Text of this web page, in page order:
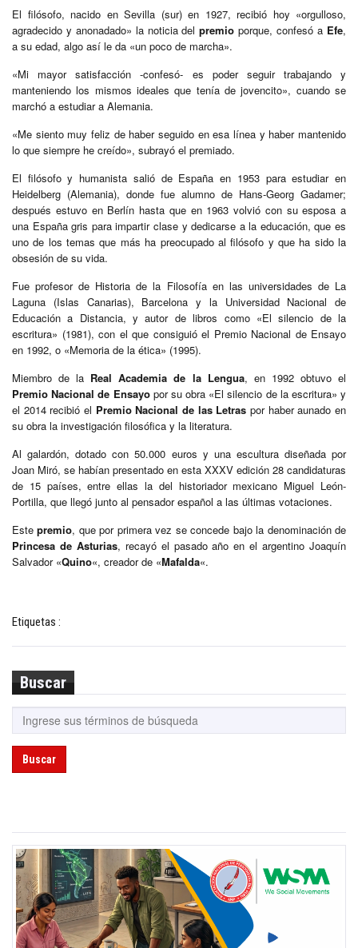
El filósofo, nacido en Sevilla (sur) en 1927, recibió hoy «orgulloso,
agradecido y anonadado» la noticia delpremio porque, confesó a Efe,
a su edad, algo así le da «un poco de marcha».
«Mi mayor satisfacción -confesó- es poder seguir trabajando y
manteniendo los mismos ideales que tenía de jovencito», cuando se
marchó a estudiar a Alemania.
«Me siento muy feliz de haber seguido en esa línea y haber mantenido
lo que siempre he creído», subrayó el premiado.
El filósofo y humanista salió de España en 1953 para estudiar en
Heidelberg (Alemania), donde fue alumno de Hans-Georg Gadamer;
después estuvo en Berlín hasta que en 1963 volvió con su esposa a
una España gris para impartir clase y dedicarse a la educación, que es
uno de los temas que más ha preocupado al filósofo y que ha sido la
obsesión de su vida.
Fue profesor de Historia de la Filosofía en las universidades de La
Laguna (Islas Canarias), Barcelona y la Universidad Nacional de
Educación a Distancia, y autor de libros como «El silencio de la
escritura» (1981), con el que consiguió el Premio Nacional de Ensayo
en 1992, o «Memoria de la ética» (1995).
Miembro de la Real Academia de la Lengua, en 1992 obtuvo el
Premio Nacional de Ensayopor su obra «El silencio de la escritura» y
el 2014 recibió el Premio Nacional de las Letras por haber aunado en
su obra la investigación filosófica y la literatura.
Al galardón, dotado con 50.000 euros y una escultura diseñada por
Joan Miró, se habían presentado en esta XXXV edición 28 candidaturas
de 15 países, entre ellas la del historiador mexicano Miguel León-
Portilla, que llegó junto al pensador español a las últimas votaciones.
Estepremio, que por primera vez se concede bajo la denominación de
Princesa de Asturias, recayó el pasado año en el argentino Joaquín
Salvador «Quino«, creador de «Mafalda«.
Etiquetas :
Buscar
Buscar